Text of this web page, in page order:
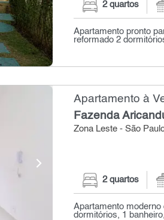
2 quartos
Apartamento pronto
reformado 2
Apartamento à
Fazenda
Zona Leste - São
2 quartos
Apartamento
dormitórios, 1